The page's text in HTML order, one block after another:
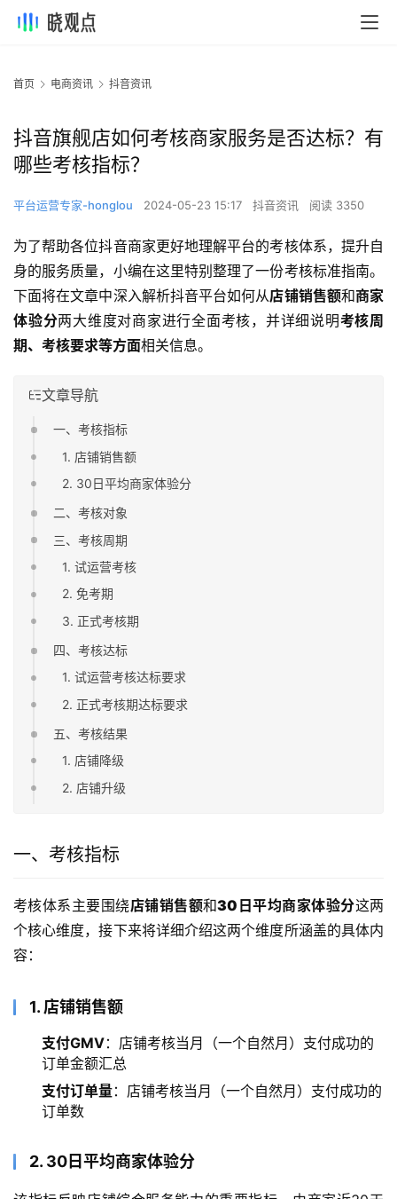
首页 电商资讯 抖音资讯
抖音旗舰店如何考核商家服务是否达标？有
哪些考核指标？
平台运营专家-honglou 2024-05-23 15:17 抖音资讯 阅读 3350
为了帮助各位抖音商家更好地理解平台的考核体系，提升自
身的服务质量，小编在这里特别整理了一份考核标准指南。
下面将在文章中深入解析抖音平台如何从店铺销售额和商家
体验分两大维度对商家进行全面考核，并详细说明考核周
期、考核要求等方面相关信息。
文章导航
一、考核指标
1. 店铺销售额
2. 30日平均商家体验分
二、考核对象
三、考核周期
1. 试运营考核
2. 免考期
3. 正式考核期
四、考核达标
1. 试运营考核达标要求
2. 正式考核期达标要求
五、考核结果
1. 店铺降级
2. 店铺升级
一、考核指标
考核体系主要围绕店铺销售额和30日平均商家体验分这两
个核心维度，接下来将详细介绍这两个维度所涵盖的具体内
容：
1. 店铺销售额
支付GMV：店铺考核当月（一个自然月）支付成功的
订单金额汇总
支付订单量：店铺考核当月（一个自然月）支付成功的
订单数
2. 30日平均商家体验分